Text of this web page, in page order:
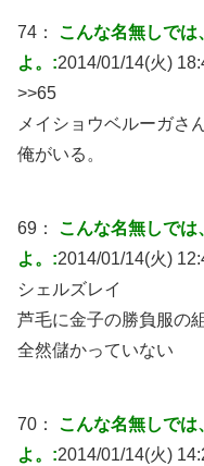
74： こんな名無しで
よ。:2014/01/14(火)
>>65
メイショウベルーガさ
俺がいる。
69： こんな名無しで
よ。:2014/01/14(火)
シェルズレイ
芦毛に金子の勝負服の
全然儲かっていない
70： こんな名無しで
よ。:2014/01/14(火)